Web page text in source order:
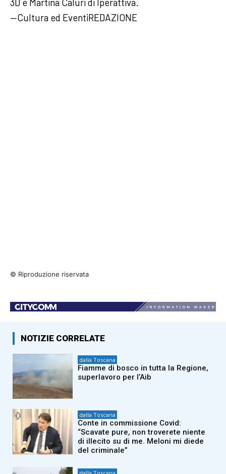
—Cultura ed EventiREDAZIONE
© Riproduzione riservata
NOTIZIE CORRELATE
dalla Toscana
Fiamme di bosco in tutta la Regione,
superlavoro per l’Aib
dalla Toscana
Conte in commissione Covid:
“Scavate pure, non troverete niente
di illecito su di me. Meloni mi diede
del criminale”